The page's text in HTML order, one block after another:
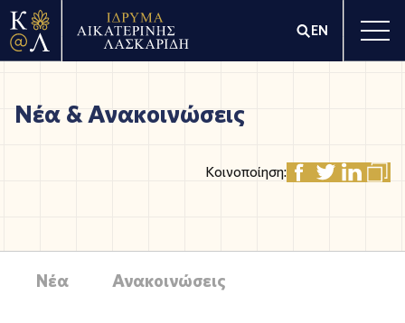
EN
Νέα & Ανακοινώσεις
Κοινοποίηση:
Νέα Ανακοινώσεις